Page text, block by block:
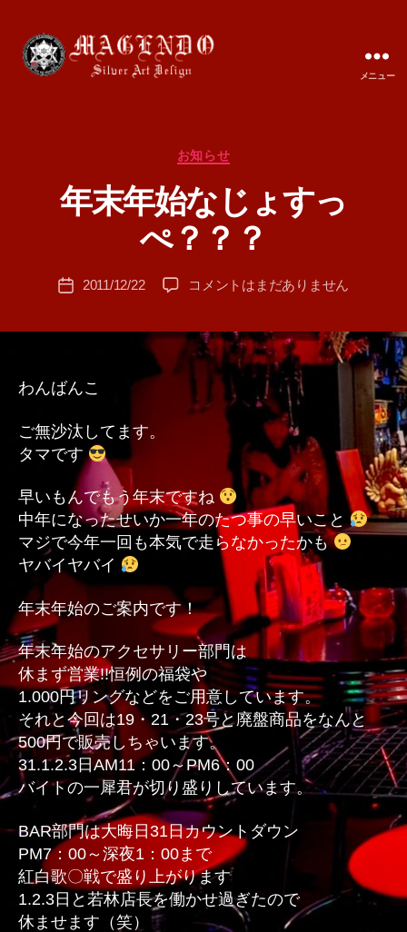
メニュー
カ
ゴ
リ
ー
お知らせ
年末年始なじょすっ
ぺ？？？
作
成
者
T
A
投
2011/12/22
年
始
な
ょ
の
コメントはまだありません
わんばんこ
ご無沙汰してます。
タマです
早いもんでもう年末ですね
中年になったせいか一年のたつ事の早いこと
マジで今年一回も本気で走らなかったかも
ヤバイヤバイ
年末年始のご案内です！
年末年始のアクセサリー部門は
休まず営業!!恒例の福袋や
1.000円リングなどをご用意しています。
それと今回は19・21・23号と廃盤商品をなんと
500円で販売しちゃいます。
31.1.2.3日AM11：00～PM6：00
バイトの一犀君が切り盛りしています。
BAR部門は大晦日31日カウントダウン
PM7：00～深夜1：00まで
紅白歌〇戦で盛り上がります
1.2.3日と若林店長を働かせ過ぎたので
休ませます（笑）